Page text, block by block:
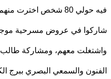
فيه
في عروض مسرحية موجهة
معهم، ومشاركة طالب
والسمعي البصري ببرج